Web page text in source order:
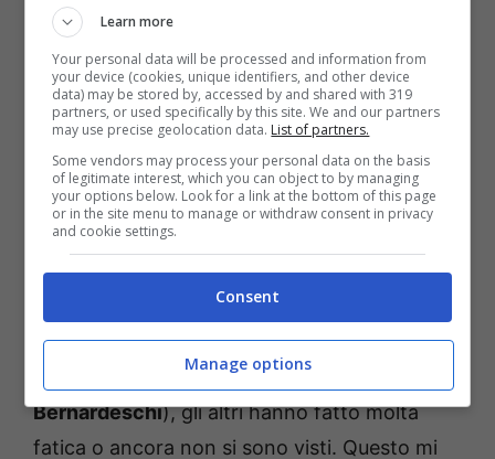
un po’ come fece Davide contro Golia, ma
forse per fare l’ulteriore step e consacrarsi la
strada da fare è ancora lunga…
Fermo restando che il lavoro dello staff è
stato fino a questo momento encomiabile, un
aiuto dal mercato potrebbe essere
necessario. Anche perché guardando quello
estivo, di reali rinforzi sembrano esserne
arrivati solamente due (Heggem, che
comunque sostituisce il partente Beukema e
Bernardeschi), gli altri hanno fatto molta
fatica o ancora non si sono visti. Questo mi
Learn more
Your personal data will be processed and information from
your device (cookies, unique identifiers, and other device
data) may be stored by, accessed by and shared with 319
partners, or used specifically by this site. We and our partners
may use precise geolocation data. List of partners.
Some vendors may process your personal data on the basis
of legitimate interest, which you can object to by managing
your options below. Look for a link at the bottom of this page
or in the site menu to manage or withdraw consent in privacy
and cookie settings.
Consent
Manage options